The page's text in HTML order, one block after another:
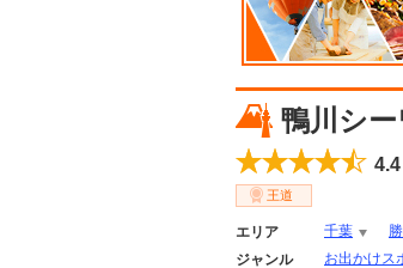
鴨川シ
4.4
王道
エリア 千葉
ジャンル
お出かけス